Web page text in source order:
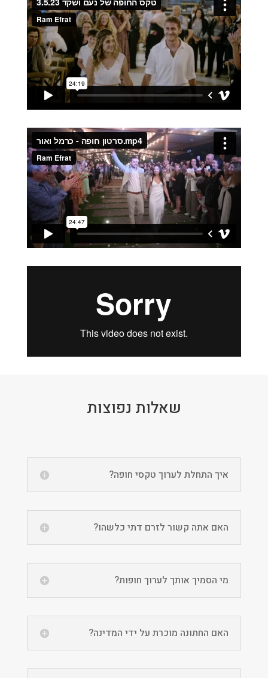
שאלות נפוצות
איך התחלת לערוך טקסי חופה?
האם אתה קשור לזרם דתי כלשהו?
מי הסמיך אותך לערוך חופות?
האם החתונה מוכרת על ידי המדינה?